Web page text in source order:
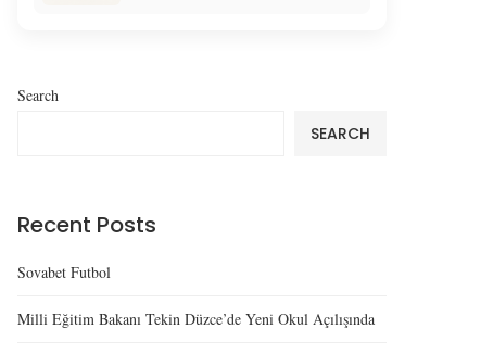
Search
SEARCH
Recent Posts
Sovabet Futbol
Milli Eğitim Bakanı Tekin Düzce’de Yeni Okul Açılışında